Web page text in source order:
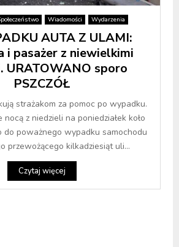
Wiadomości Wydarzenia
AUTA Z ULAMI:
i pasażer z niewielkimi
URATOWANO sporo
PSZCZÓŁ
strażakom za pomoc po wypadku.
nocą z niedzieli na poniedziałek koło
do poważnego wypadku samochodu
przewożącego kilkadziesiąt uli...
Czytaj więcej